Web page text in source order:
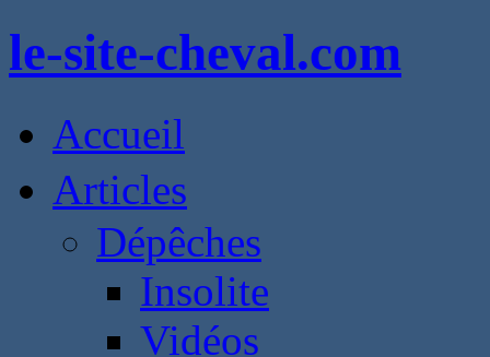
le-site-cheval.com
Accueil
Articles
Dépêches
Insolite
Vidéos